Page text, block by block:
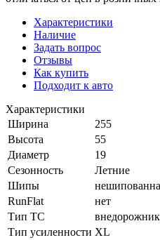
Характеристики
Наличие
Задать вопрос
Отзывы
Как купить
Подходит к авто
Характеристики
Ширина
255
Высота
55
Диаметр
19
Сезонность
Летние
Шипы
RunFlat
нет
Тип ТС
внедорожник
Тип усиленности XL